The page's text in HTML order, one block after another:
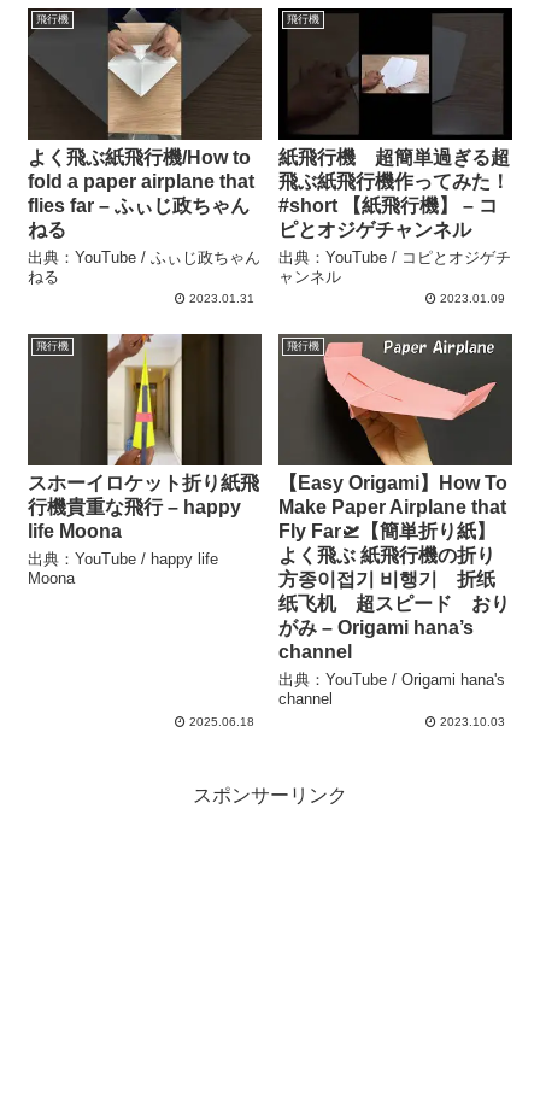
飛行機
よく飛ぶ紙飛行機/How to
fold a paper airplane that
flies far – ふぃじ政ちゃん
ねる
出典：YouTube / ふぃじ政ちゃん
ねる
2023.01.31
飛行機
紙飛行機 超簡単過ぎる超
飛ぶ紙飛行機作ってみた！
#short 【紙飛行機】 – コ
ピとオジゲチャンネル
出典：YouTube / コピとオジゲチ
ャンネル
2023.01.09
飛行機
スホーイロケット折り紙飛
行機貴重な飛行 – happy
life Moona
出典：YouTube / happy life
Moona
2025.06.18
飛行機
【Easy Origami】How To
Make Paper Airplane that
Fly Far🛫【簡単折り紙】
よく飛ぶ 紙飛行機の折り
方종이접기 비행기 折纸
纸飞机 超スピード おり
がみ – Origami hana’s
channel
出典：YouTube / Origami hana's
channel
2023.10.03
スポンサーリンク